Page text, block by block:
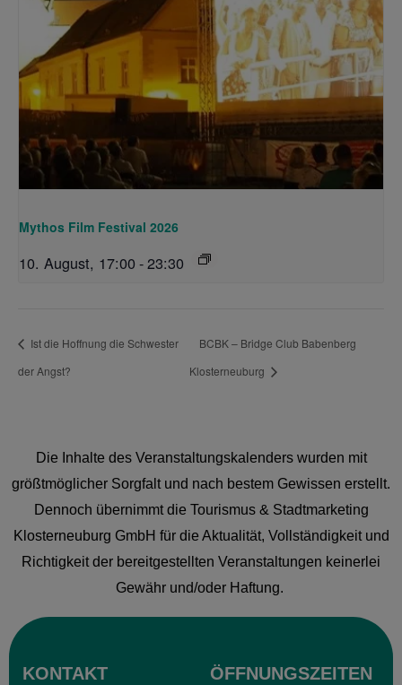
Mythos Film Festival 2026
10. August, 17:00 -23:30
Ist die Hoffnung die Schwester
der Angst?
BCBK – Bridge Club Babenberg
Klosterneuburg
Die Inhalte des Veranstaltungskalenders wurden mit
größtmöglicher Sorgfalt und nach bestem Gewissen erstellt.
Dennoch übernimmt die Tourismus & Stadtmarketing
Klosterneuburg GmbH für die Aktualität, Vollständigkeit und
Richtigkeit der bereitgestellten Veranstaltungen keinerlei
Gewähr und/oder Haftung.
KONTAKT ÖFFNUNGSZEITEN